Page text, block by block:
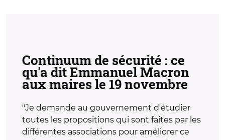
Continuum de sécurité : ce
qu'a dit Emmanuel Macron
aux maires le 19 novembre
"Je demande au gouvernement d'étudier
toutes les propositions qui sont faites par les
différentes associations pour améliorer ce